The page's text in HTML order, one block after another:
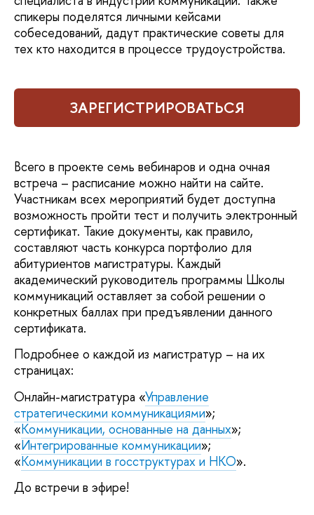
спикеры поделятся личными кейсами
собеседований, дадут практические советы для
тех кто находится в процессе трудоустройства.
ЗАРЕГИСТРИРОВАТЬСЯ
Всего в проекте семь вебинаров и одна очная
встреча – расписание можно найти на сайте.
Участникам всех мероприятий будет доступна
возможность пройти тест и получить электронный
сертификат. Такие документы, как правило,
составляют часть конкурса портфолио для
абитуриентов магистратуры. Каждый
академический руководитель программы Школы
коммуникаций оставляет за собой решении о
конкретных баллах при предъявлении данного
сертификата.
Подробнее о каждой из магистратур – на их
страницах:
Онлайн-магистратура «Управление
стратегическими коммуникациями»;
«Коммуникации, основанные на данных»;
«Интегрированные коммуникации»;
«Коммуникации в госструктурах и НКО».
До встречи в эфире!